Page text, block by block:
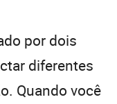
por dois
diferentes
Quando você